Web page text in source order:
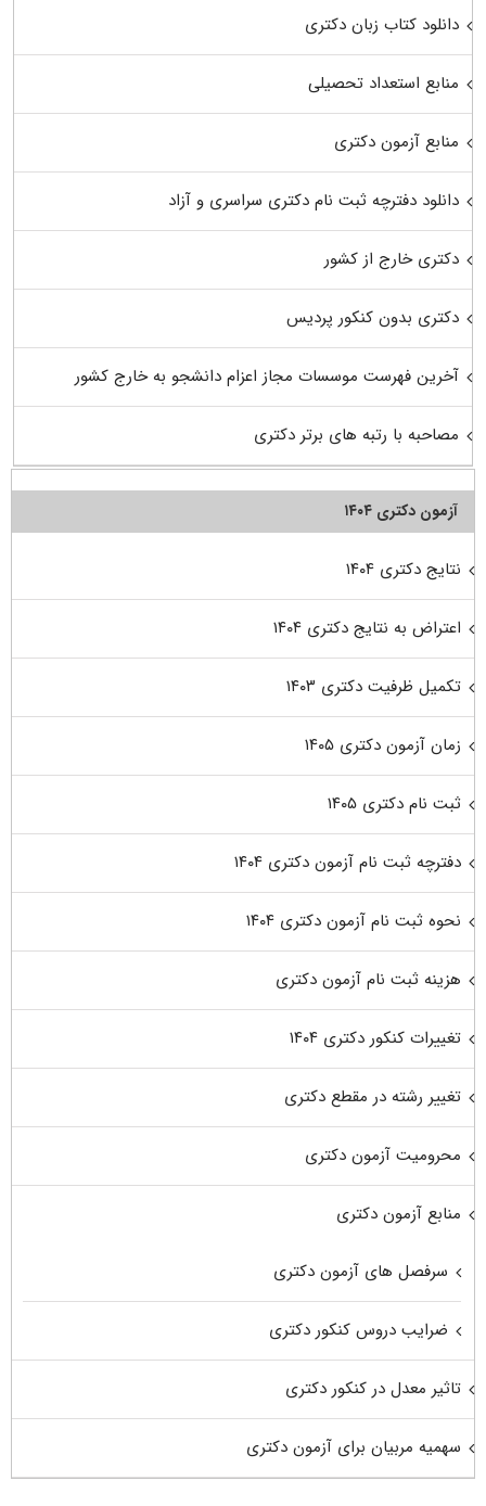
دانلود کتاب زبان دکتری
منابع استعداد تحصیلی
منابع آزمون دکتری
دانلود دفترچه ثبت نام دکتری سراسری و آزاد
دکتری خارج از کشور
دکتری بدون کنکور پردیس
آخرین فهرست موسسات مجاز اعزام دانشجو به خارج کشور
مصاحبه با رتبه های برتر دکتری
آزمون دکتری ۱۴۰۴
نتایج دکتری ۱۴۰۴
اعتراض به نتایج دکتری ۱۴۰۴
تکمیل ظرفیت دکتری ۱۴۰۳
زمان آزمون دکتری ۱۴۰۵
ثبت نام دکتری ۱۴۰۵
دفترچه ثبت نام آزمون دکتری ۱۴۰۴
نحوه ثبت نام آزمون دکتری ۱۴۰۴
هزینه ثبت نام آزمون دکتری
تغییرات کنکور دکتری ۱۴۰۴
تغییر رشته در مقطع دکتری
محرومیت آزمون دکتری
منابع آزمون دکتری
سرفصل های آزمون دکتری
ضرایب دروس کنکور دکتری
تاثیر معدل در کنکور دکتری
سهمیه مربیان برای آزمون دکتری